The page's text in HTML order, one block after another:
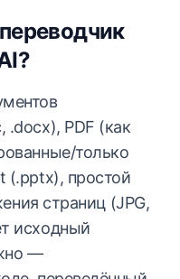
.docx), PDF (как
только
(.pptx), простой
страниц (JPG,
исходный
—